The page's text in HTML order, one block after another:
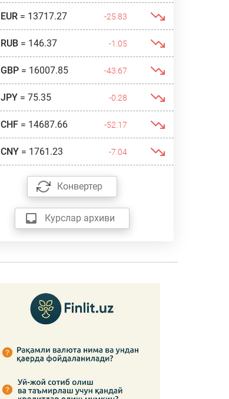
EUR= 13717.27 -25.83
RUB= 146.37 -1.05
GBP= 16007.85 -43.67
JPY= 75.35 -0.28
CHF= 14687.66 -52.17
CNY= 1761.23 -7.04
Конвертер
Курслар архиви